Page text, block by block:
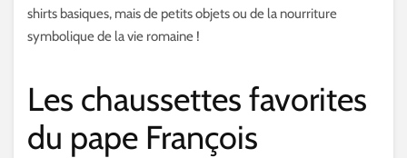
shirts basiques, mais de petits objets ou de la nourriture
symbolique de la vie romaine !
Les chaussettes favorites
du pape François